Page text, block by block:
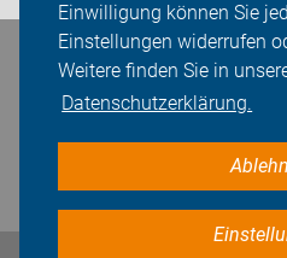
Einwilligung können Sie
Einstellungen widerrufen
Weitere finden Sie in
Datenschutzerklärung.
Bleiben Sie in Kontakt